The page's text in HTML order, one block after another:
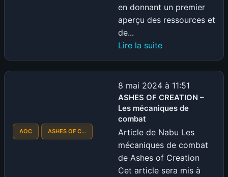
en donnant un premier
aperçu des ressources et
de...
Lire la suite:
OF
CREATION
–
Ressources
dynamique
de
combat
AOC ASHES OF C…
8 mai 2024 à 11:51
ASHES OF CREATION –
Les mécaniques de
combat
Article de Nabu Les
mécaniques de combat
de Ashes of Creation
Cet article sera mis à